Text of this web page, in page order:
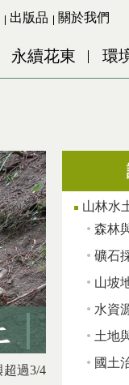
出版品 關於我們
永續花東 環
過3/4
山林水
森林
礦石
山坡
水資
土地
國土